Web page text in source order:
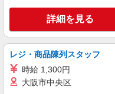
時＞平
時給
東京
キープ
アルバイト パート
詳細を見る
レジ・商品陳列スタッフ
時給 1,300円
大阪市中央区